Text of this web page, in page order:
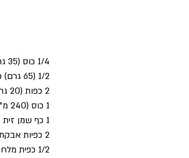
1/4 כוס (35 גרם) קמח קוקוס
1/2 (65 גרם) כוס קמח שקדים
2 כפות (20 גרם) פסיליום NUTRI CARE*
1 כוס (240 מ"ל) מים חמים
1 כף שמן זית
2 כפיות אבקת אפיה
1/2 כפית מלח